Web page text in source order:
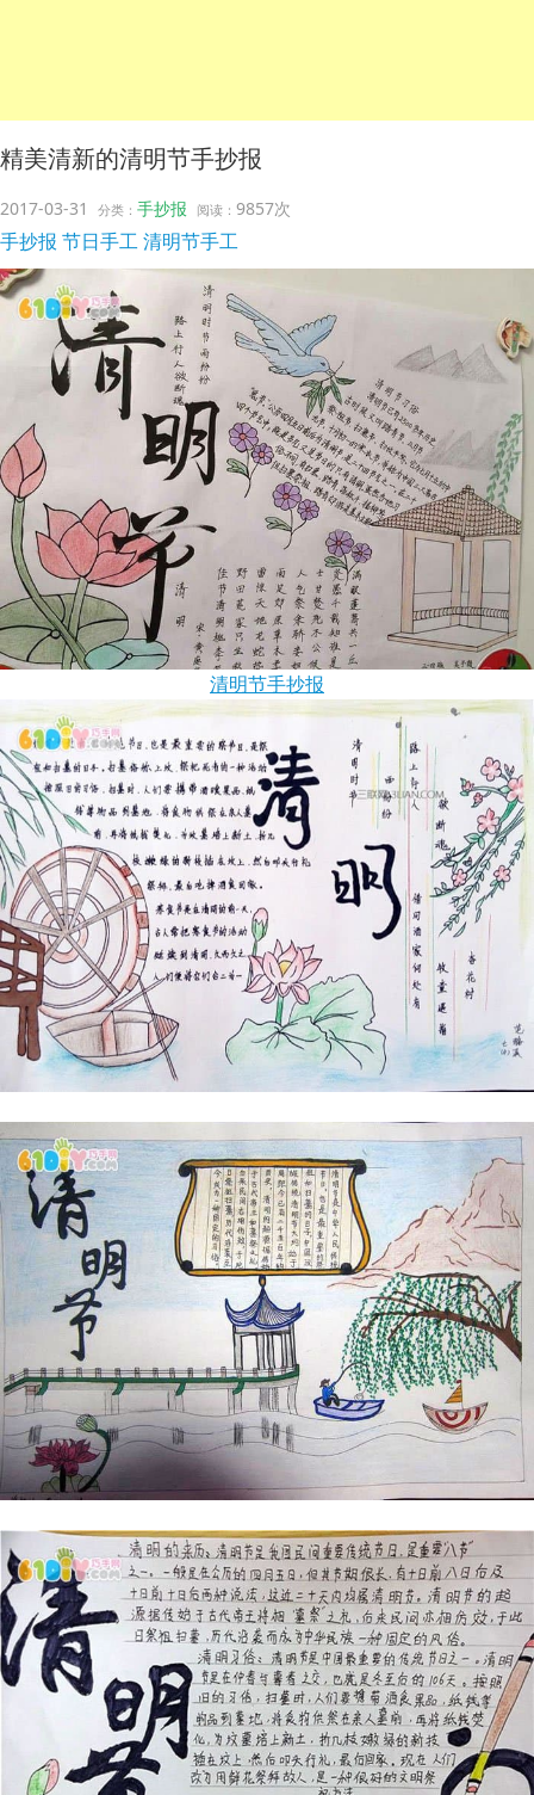
精美清新的清明节手抄报
2017-03-31 分类： 手抄报 阅读： 9857次
手抄报 节日手工清明节手工
清明节手抄报